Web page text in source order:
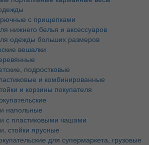
с прищепками
нижнего белья и аксессуаров
одежды больших размеров
вешалки
подростковые
и комбинированные
и корзины покупателя
напольные
с пластиковыми чашами
стойки ярусные
для супермаркета, грузовые